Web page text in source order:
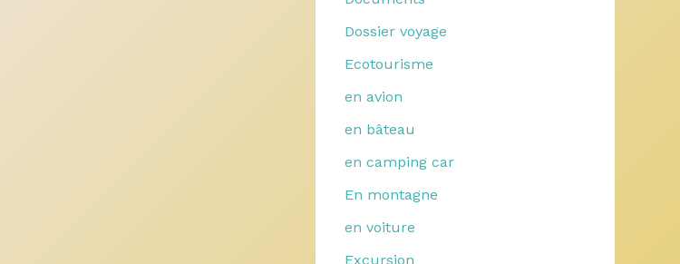
Dossier voyage
Ecotourisme
en avion
en bâteau
en camping car
En montagne
en voiture
Excursion